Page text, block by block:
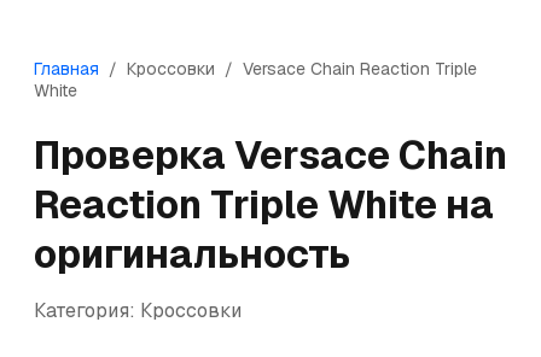
Главная / Кроссовки / Versace Chain Reaction Triple
White
ПроверкаVersace Chain
Reaction Triple White на
оригинальность
Категория: Кроссовки